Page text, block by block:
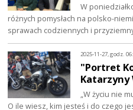
W
różnych pomysłach na polsko-
sprawach codziennych i
2025-11-27, godz.
"Portret
Katarzyny
„W życiu nie
O ile wiesz, kim jesteś i do czego